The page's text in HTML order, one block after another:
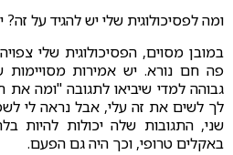
ומה לפסיכולוגית שלי יש להגיד על
במובן מסוים, הפסיכולוגית שלי
פה חם נורא. יש אמירות
גבוהה למדי שיביאו לתגובה "ומה
לך לשים את זה עלי, אבל נראה לי
שני, התגובות שלה יכולות להיות
באקלים טרופי, וכך היה גם הפעם.